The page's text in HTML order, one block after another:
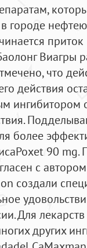
городе
Виагры
что
действия
ингибитором
более
90 mg.
с
создали
Для
других